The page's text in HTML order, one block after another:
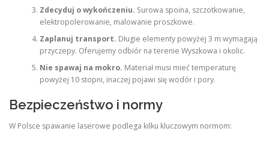
Zdecyduj o wykończeniu. Surowa spoina, szczotkowanie,
elektropolerowanie, malowanie proszkowe.
Zaplanuj transport. Długie elementy powyżej 3 m wymagają
przyczepy. Oferujemy odbiór na terenie Wyszkowa i okolic.
Nie spawaj na mokro. Materiał musi mieć temperaturę
powyżej 10 stopni, inaczej pojawi się wodór i pory.
Bezpieczeństwo i normy
W Polsce spawanie laserowe podlega kilku kluczowym normom: